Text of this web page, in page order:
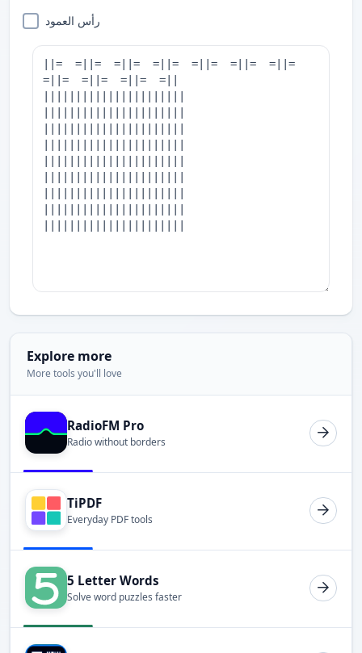
رأس العمود
Explore more
More tools you'll love
RadioFM Pro
Radio without borders
TiPDF
Everyday PDF tools
5 Letter Words
Solve word puzzles faster